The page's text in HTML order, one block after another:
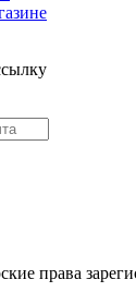
права